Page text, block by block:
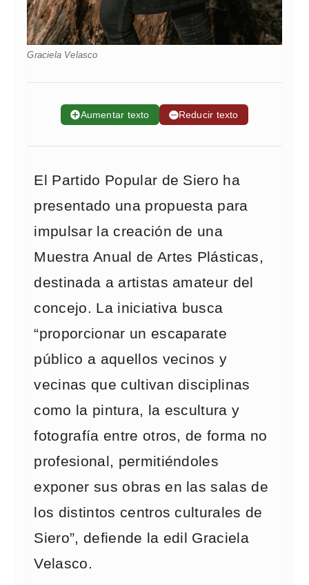
Graciela Velasco
➕Aumentar texto ➖Reducir texto
El Partido Popular de Siero ha
presentado una propuesta para
impulsar la creación de una
Muestra Anual de Artes Plásticas,
destinada a artistas amateur del
concejo. La iniciativa busca
“proporcionar un escaparate
público a aquellos vecinos y
vecinas que cultivan disciplinas
como la pintura, la escultura y
fotografía entre otros, de forma no
profesional, permitiéndoles
exponer sus obras en las salas de
los distintos centros culturales de
Siero”, defiende la edil Graciela
Velasco.